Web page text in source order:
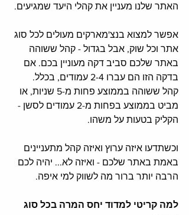
האתר שלנו מעניין את קהלי היעד שמגיעים.
אפשר למצוא בנצ'מארקים מעולים לכל סוג
אתר וכל שוק, אבל בגדול - קהל ששוהה
באתר שלכם סביב דקה מעוניין בכם. אם
בדקה הזו הם עברו 2-4 עמודים, בכלל.
קהל ששוהה בממוצע פחות מ-5 שניות, או
מביט בממוצע בפחות מ-2 עמודים לסשן -
הקליק בטעות על משהו.
וכשתדעו איזה ערוץ ואיזה קהל מתעניינים
באמת באתר שלכם - ואיזה לא... יהיה לכם
הרבה יותר ברור מה לשווק למי איפה.
למה קריטי למדוד יחס המרה בכל סוג